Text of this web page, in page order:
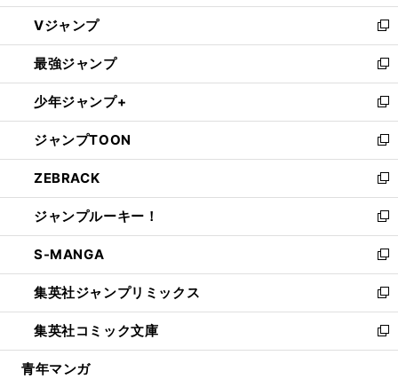
ウ
ィ
ン
ド
ウ
で
開
く
し
い
ウ
ィ
ン
ド
ウ
で
開
く
Vジャンプ
新
し
い
ウ
ィ
ン
ド
ウ
で
開
く
最強ジャンプ
新
し
い
ウ
ィ
ン
ド
ウ
で
開
く
少年ジャンプ+
新
し
い
ウ
ィ
ン
ド
ウ
で
開
く
ジャンプTOON
新
し
い
ウ
ィ
ン
ド
ウ
で
開
く
ZEBRACK
新
し
い
ウ
ィ
ン
ド
ウ
で
開
ジャンプルーキー！
新
し
い
ウ
ィ
ン
ド
ウ
S-MANGA
新
し
い
ウ
ィ
ン
集英社ジャンプリミックス
新
し
い
ウ
集英社コミック文庫
新
し
青年マンガ